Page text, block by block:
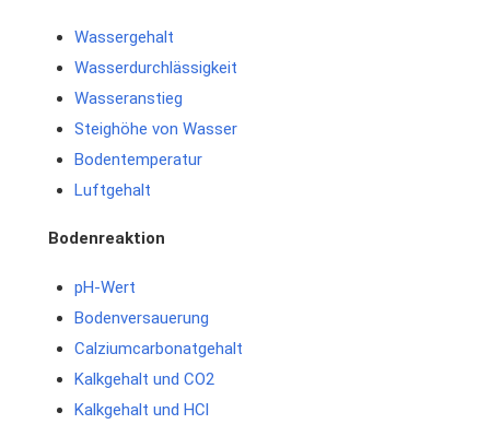
Wassergehalt
Wasserdurchlässigkeit
Wasseranstieg
Steighöhe von Wasser
Bodentemperatur
Luftgehalt
Bodenreaktion
pH-Wert
Bodenversauerung
Calziumcarbonatgehalt
Kalkgehalt und CO2
Kalkgehalt und HCl